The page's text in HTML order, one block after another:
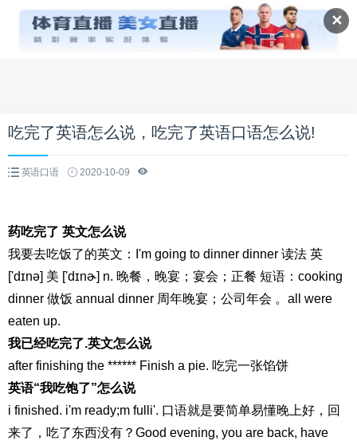
✕
吃完了英语怎么说，吃完了英语口语怎么说!
英语口语 2020-10-09
药吃完了 英文怎么说
我要去吃饭了的英文：I'm going to dinner dinner 读法 英
['dɪnə] 美 ['dɪnɚ] n. 晚餐，晚宴；宴会；正餐 短语：cooking
dinner 做饭 annual dinner 周年晚宴；公司年会 。all were
eaten up.
我已经吃完了.英文怎么说
after finishing the ****** Finish a pie. 吃完一张馅饼
英语“我吃饱了”怎么说
i finished. i'm ready;m fulli'. 口语就是要简单易懂晚上好，回
来了，吃了东西没有？Good evening, you are back, have